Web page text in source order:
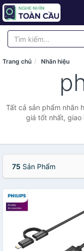
Trang chủ Nhãn hiệu
Tất cả sản phẩm nhãn
giá tốt nhất, giao
75 Sản Phẩm